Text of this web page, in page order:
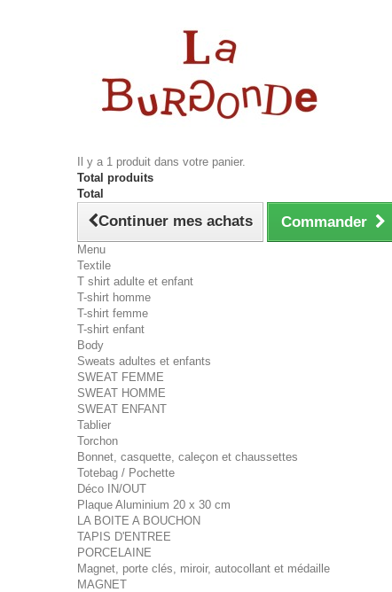
Il y a 1 produit dans votre panier.
Total produits
Total
Continuer mes achats Commander
Menu
Textile
T shirt adulte et enfant
T-shirt homme
T-shirt femme
T-shirt enfant
Body
Sweats adultes et enfants
SWEAT FEMME
SWEAT HOMME
SWEAT ENFANT
Tablier
Torchon
Bonnet, casquette, caleçon et chaussettes
Totebag / Pochette
Déco IN/OUT
Plaque Aluminium 20 x 30 cm
LA BOITE A BOUCHON
TAPIS D'ENTREE
PORCELAINE
Magnet, porte clés, miroir, autocollant et médaille
MAGNET